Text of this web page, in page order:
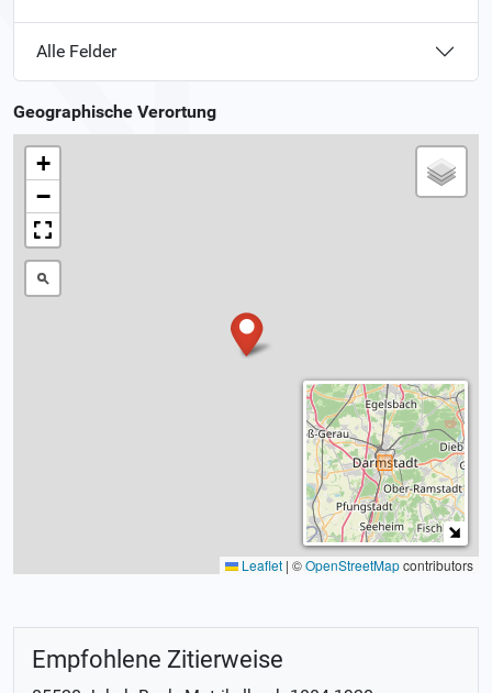
Alle Felder
Geographische Verortung
+
−
Leaflet | ©OpenStreetMapcontributors
Empfohlene Zitierweise